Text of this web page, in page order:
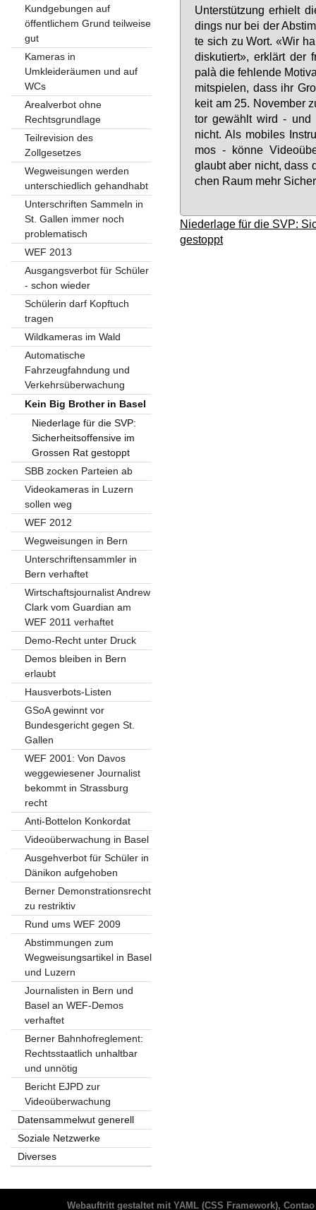
Un­ter­stüt­zung er­hielt
dings nur bei der
te sich zu Wort. «Wir
dis­ku­tiert», er­klärt der
palà die feh­len­de
mit­spie­len, dass ihr
keit am 25. No­vem­ber
tor ge­wählt wird - und
nicht. Als mo­bi­les
mos - kön­ne
glaubt aber nicht, dass
chen Raum mehr
Niederlage für die SVP:
gestoppt
Kundgebungen auf
öffentlichem Grund teilweise
gut
Kameras in
Umkleideräumen und auf
WCs
Arealverbot ohne
Rechtsgrundlage
Teilrevision des
Zollgesetzes
Wegweisungen werden
unterschiedlich gehandhabt
Unterschriften Sammeln in
St. Gallen immer noch
problematisch
WEF 2013
Ausgangsverbot für Schüler
- schon wieder
Schülerin darf Kopftuch
tragen
Wildkameras im Wald
Automatische
Fahrzeugfahndung und
Verkehrsüberwachung
Kein Big Brother in Basel
Niederlage für die SVP:
Sicherheitsoffensive im
Grossen Rat gestoppt
SBB zocken Parteien ab
Videokameras in Luzern
sollen weg
WEF 2012
Wegweisungen in Bern
Unterschriftensammler in
Bern verhaftet
Wirtschaftsjournalist Andrew
Clark vom Guardian am
WEF 2011 verhaftet
Demo-Recht unter Druck
Demos bleiben in Bern
erlaubt
Hausverbots-Listen
GSoA gewinnt vor
Bundesgericht gegen St.
Gallen
WEF 2001: Von Davos
weggewiesener Journalist
bekommt in Strassburg
recht
Anti-Bottelon Konkordat
Videoüberwachung in Basel
Ausgehverbot für Schüler in
Dänikon aufgehoben
Berner Demonstrationsrecht
zu restriktiv
Rund ums WEF 2009
Abstimmungen zum
Wegweisungsartikel in Basel
und Luzern
Journalisten in Bern und
Basel an WEF-Demos
verhaftet
Berner Bahnhofreglement:
Rechtsstaatlich unhaltbar
und unnötig
Bericht EJPD zur
Videoüberwachung
Datensammelwut generell
Soziale Netzwerke
Diverses
Webauftritt gestaltet mit YAML (CSS Framework), Contao